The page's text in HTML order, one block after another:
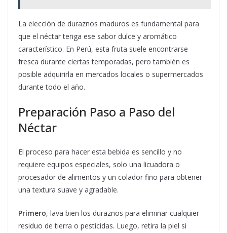
La elección de duraznos maduros es fundamental para
que el néctar tenga ese sabor dulce y aromático
característico. En Perú, esta fruta suele encontrarse
fresca durante ciertas temporadas, pero también es
posible adquirirla en mercados locales o supermercados
durante todo el año.
Preparación Paso a Paso del
Néctar
El proceso para hacer esta bebida es sencillo y no
requiere equipos especiales, solo una licuadora o
procesador de alimentos y un colador fino para obtener
una textura suave y agradable.
Primero, lava bien los duraznos para eliminar cualquier
residuo de tierra o pesticidas. Luego, retira la piel si